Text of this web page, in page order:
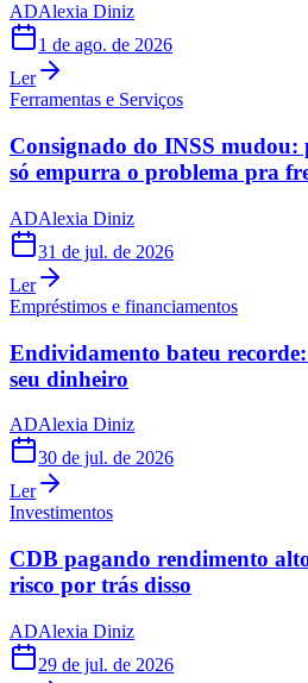
ADAlexia Diniz
1 de ago. de 2026
Ler
Ferramentas e Serviços
Consignado do INSS mudou:
só empurra o problema pra
ADAlexia Diniz
31 de jul. de 2026
Ler
Empréstimos e financiamentos
Endividamento bateu
seu dinheiro
ADAlexia Diniz
30 de jul. de 2026
Ler
Investimentos
CDB pagando rendimento
risco por trás disso
ADAlexia Diniz
29 de jul. de 2026